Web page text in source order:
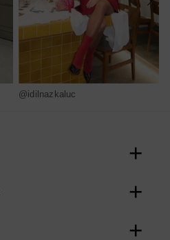
@idilnazkaluc